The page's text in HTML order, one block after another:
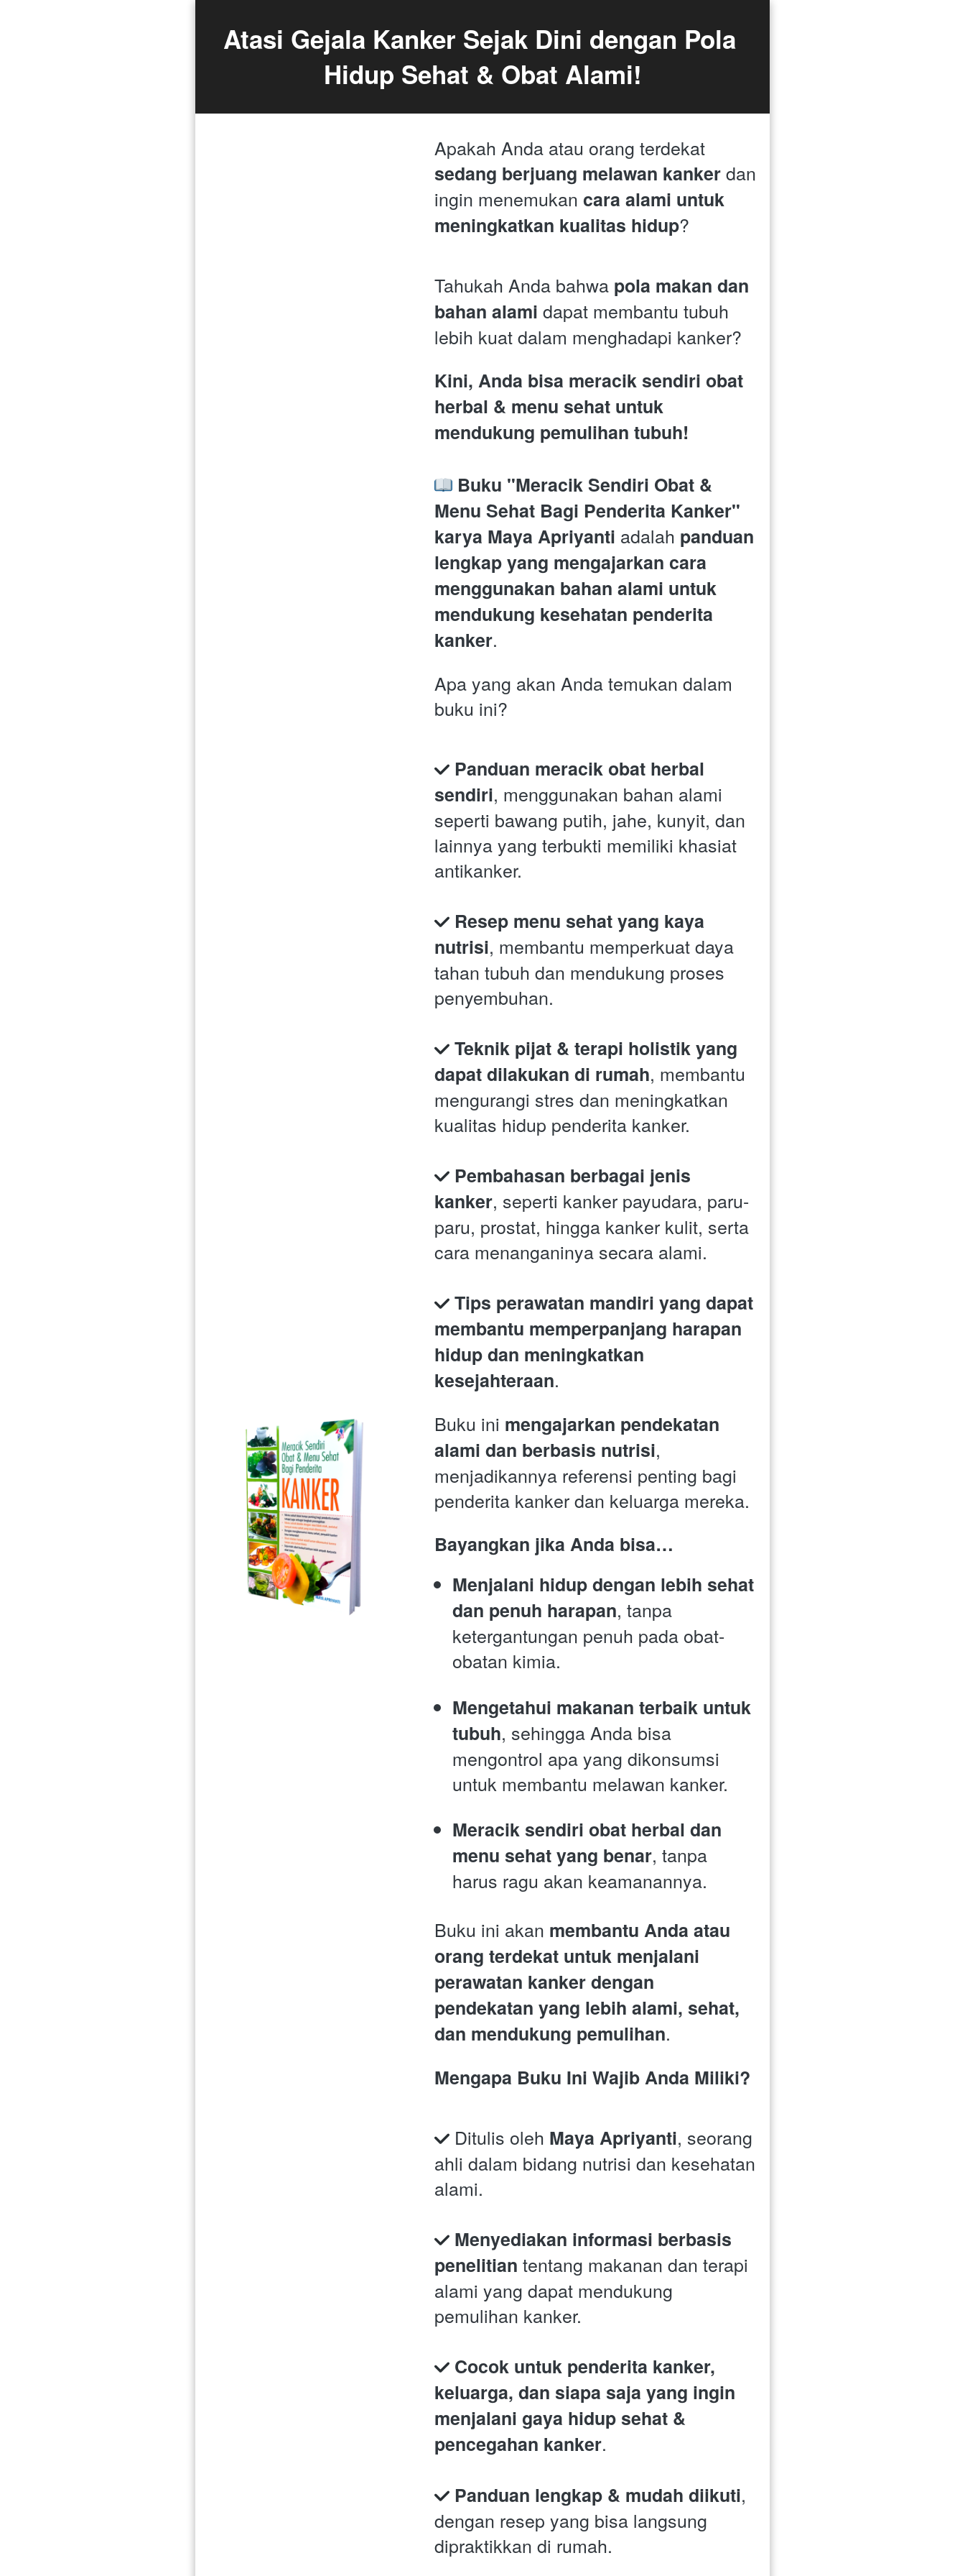
Atasi Gejala Kanker Sejak Dini dengan Pola
Hidup Sehat & Obat Alami!
sedang berjuang melawan kanker dan
ingin menemukan cara alami untuk
meningkatkan kualitas hidup?
Tahukah Anda bahwa pola makan dan
bahan alami dapat membantu tubuh
lebih kuat dalam menghadapi kanker?
Kini, Anda bisa meracik sendiri obat
herbal & menu sehat untuk
mendukung pemulihan tubuh!
Buku "Meracik Sendiri Obat &
Menu Sehat Bagi Penderita Kanker"
karya Maya Apriyanti adalah panduan
lengkap yang mengajarkan cara
menggunakan bahan alami untuk
mendukung kesehatan penderita
kanker.
Apa yang akan Anda temukan dalam
buku ini?
Panduan meracik obat herbal
sendiri, menggunakan bahan alami
seperti bawang putih, jahe, kunyit, dan
lainnya yang terbukti memiliki khasiat
antikanker.
Resep menu sehat yang kaya
nutrisi, membantu memperkuat daya
tahan tubuh dan mendukung proses
penyembuhan.
Teknik pijat & terapi holistik yang
dapat dilakukan di rumah, membantu
mengurangi stres dan meningkatkan
kualitas hidup penderita kanker.
Pembahasan berbagai jenis
kanker, seperti kanker payudara, paru-
paru, prostat, hingga kanker kulit, serta
cara menanganinya secara alami.
Tips perawatan mandiri yang dapat
membantu memperpanjang harapan
hidup dan meningkatkan
kesejahteraan.
Buku ini mengajarkan pendekatan
alami dan berbasis nutrisi,
menjadikannya referensi penting bagi
penderita kanker dan keluarga mereka.
Bayangkan jika Anda bisa…
Menjalani hidup dengan lebih sehat
dan penuh harapan, tanpa
ketergantungan penuh pada obat-
obatan kimia.
Mengetahui makanan terbaik untuk
tubuh, sehingga Anda bisa
mengontrol apa yang dikonsumsi
untuk membantu melawan kanker.
Meracik sendiri obat herbal dan
menu sehat yang benar, tanpa
harus ragu akan keamanannya.
Buku ini akan membantu Anda atau
orang terdekat untuk menjalani
perawatan kanker dengan
pendekatan yang lebih alami, sehat,
dan mendukung pemulihan.
Mengapa Buku Ini Wajib Anda Miliki?
Ditulis oleh Maya Apriyanti, seorang
ahli dalam bidang nutrisi dan kesehatan
alami.
Menyediakan informasi berbasis
penelitian tentang makanan dan terapi
alami yang dapat mendukung
pemulihan kanker.
Cocok untuk penderita kanker,
keluarga, dan siapa saja yang ingin
menjalani gaya hidup sehat &
pencegahan kanker.
Panduan lengkap & mudah diikuti,
dengan resep yang bisa langsung
dipraktikkan di rumah.